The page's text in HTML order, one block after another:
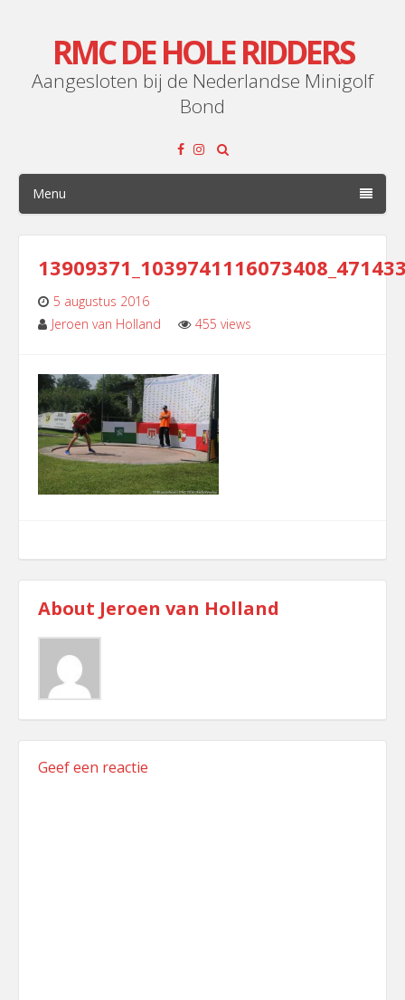
RMC DE HOLE RIDDERS
Aangesloten bij de Nederlandse Minigolf
Bond
Menu
5 augustus 2016
Jeroen van Holland
a
comment
455 views
About Jeroen van Holland
Geef een reactie